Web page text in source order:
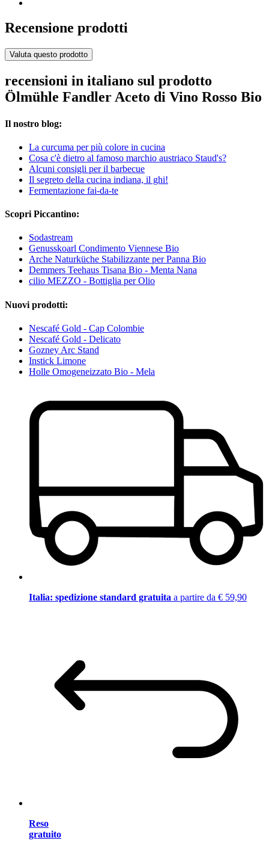
Recensione prodotti
Valuta questo prodotto
recensioni in italiano sul prodotto
Ölmühle Fandler Aceto di Vino Rosso Bio
Il nostro blog:
La curcuma per più colore in cucina
Cosa c'è dietro al famoso marchio austriaco Staud's?
Alcuni consigli per il barbecue
Il segreto della cucina indiana, il ghi!
Fermentazione fai-da-te
Scopri Piccantino:
Sodastream
Genusskoarl Condimento Viennese Bio
Arche Naturküche Stabilizzante per Panna Bio
Demmers Teehaus Tisana Bio - Menta Nana
cilio MEZZO - Bottiglia per Olio
Nuovi prodotti:
Nescafé Gold - Cap Colombie
Nescafé Gold - Delicato
Gozney Arc Stand
Instick Limone
Holle Omogeneizzato Bio - Mela
Italia: spedizione standard gratuita a partire da € 59,90
Reso
gratuito